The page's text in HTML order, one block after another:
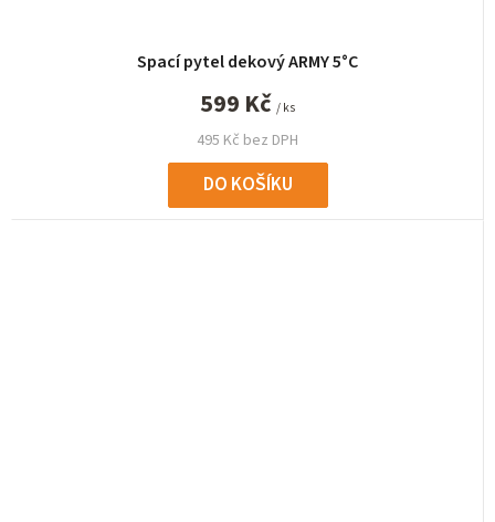
Spací pytel dekový ARMY 5°C
495 Kč bez DPH
599 Kč / ks
DO KOŠÍKU